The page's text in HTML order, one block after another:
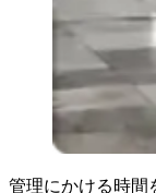
管理にかける時間